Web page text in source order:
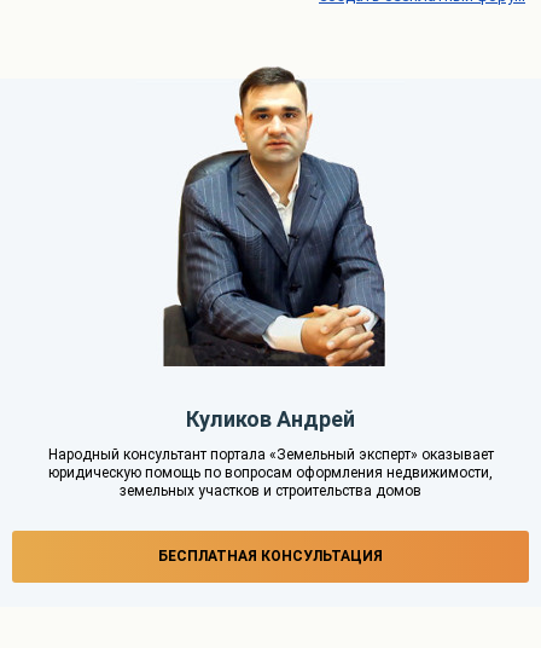
Куликов Андрей
Народный консультант портала «Земельный эксперт» оказывает
юридическую помощь по вопросам оформления недвижимости,
земельных участков и строительства домов
БЕСПЛАТНАЯ КОНСУЛЬТАЦИЯ